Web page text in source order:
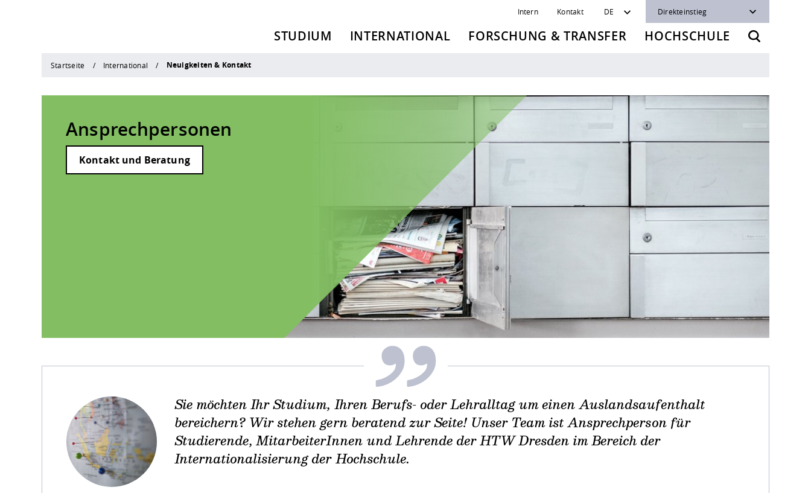
Intern Kontakt DE Direkteinstieg
STUDIUM INTERNATIONAL FORSCHUNG & TRANSFER HOCHSCHULE
Startseite International Neuigkeiten & Kontakt
Ansprechpersonen
Kontakt und Beratung
Sie möchten Ihr Studium, Ihren Berufs- oder Lehralltag um einen Auslandsaufenthalt
bereichern? Wir stehen gern beratend zur Seite! Unser Team ist Ansprechperson für
Studierende, MitarbeiterInnen und Lehrende der HTW Dresden im Bereich der
Internationalisierung der Hochschule.